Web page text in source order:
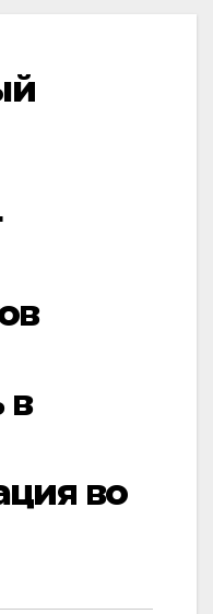
в
во